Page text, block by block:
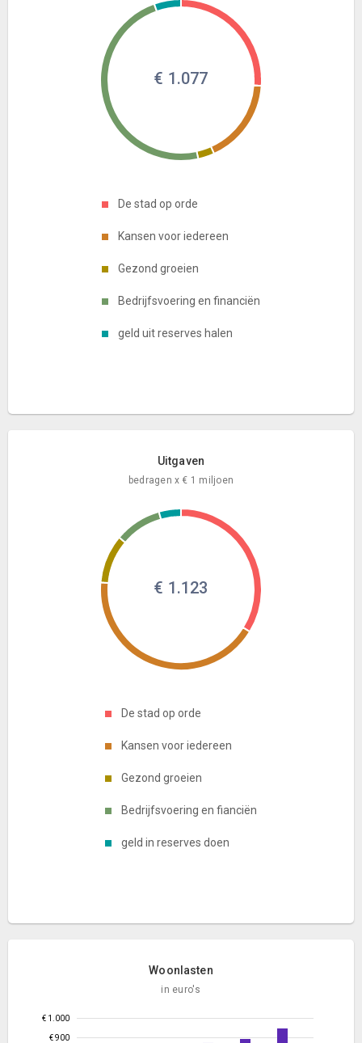
€ 1.077
De stad op orde
Kansen voor iedereen
Gezond groeien
Bedrijfsvoering en financiën
geld uit reserves halen
Uitgaven
bedragen x € 1 miljoen
€ 1.123
De stad op orde
Kansen voor iedereen
Gezond groeien
Bedrijfsvoering en fianciën
geld in reserves doen
Woonlasten
in euro's
€ 900
€ 1.000